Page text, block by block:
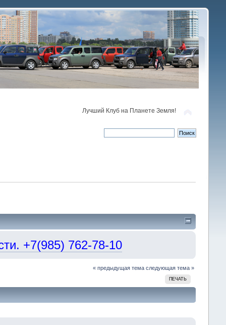
Лучший Клуб на Планете Земля!
+7(985) 762-78-10
« предыдущая тема следующая тема »
ПЕЧАТЬ